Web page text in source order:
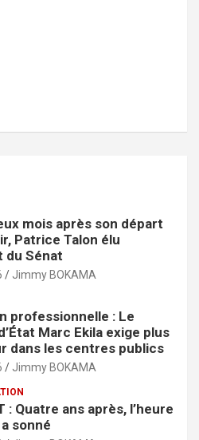
mois après son départ
Patrice Talon élu
du Sénat
Jimmy BOKAMA
professionnelle : Le
Marc Ekila exige plus
dans les centres publics
Jimmy BOKAMA
: Quatre ans après, l’heure
sonné